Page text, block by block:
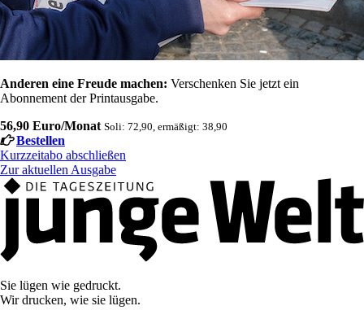
Anderen eine Freude machen: Verschenken Sie jetzt ein
Abonnement der Printausgabe.
56,90 Euro/Monat Soli: 72,90, ermäßigt: 38,90
Bestellen
Kurzzeitabo abschließen
Zur aktuellen Ausgabe
Sie lügen wie gedruckt.
Wir drucken, wie sie lügen.